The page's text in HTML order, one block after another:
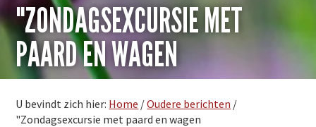
"ZONDAGSEXCURSIE MET
PAARD EN WAGEN
U bevindt zich hier: Home /Oudere berichten /
"Zondagsexcursie met paard en wagen